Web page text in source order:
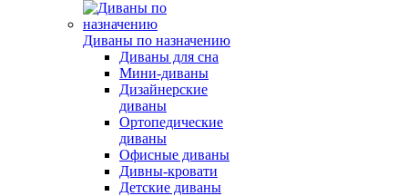
Диваны по назначению
Диваны для сна
Мини-диваны
Дизайнерские
диваны
Ортопедические
диваны
Офисные диваны
Дивны-кровати
Детские диваны